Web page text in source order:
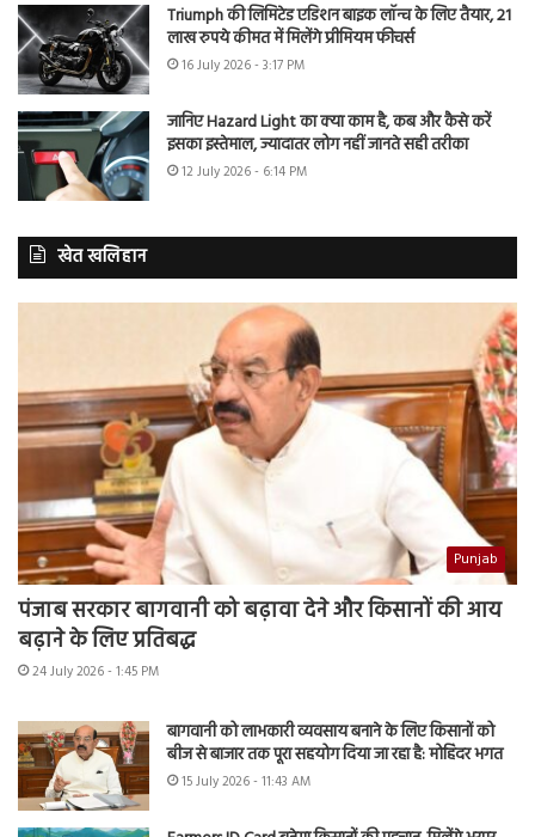
Triumph की लिमिटेड एडिशन बाइक लॉन्च के लिए तैयार, 21
लाख रुपये कीमत में मिलेंगे प्रीमियम फीचर्स
16 July 2026 - 3:17 PM
जानिए Hazard Light का क्या काम है, कब और कैसे करें
इसका इस्तेमाल, ज्यादातर लोग नहीं जानते सही तरीका
12 July 2026 - 6:14 PM
खेत खलिहान
Punjab
पंजाब सरकार बागवानी को बढ़ावा देने और किसानों की आय
बढ़ाने के लिए प्रतिबद्ध
24 July 2026 - 1:45 PM
बागवानी को लाभकारी व्यवसाय बनाने के लिए किसानों को
बीज से बाजार तक पूरा सहयोग दिया जा रहा है: मोहिंदर भगत
15 July 2026 - 11:43 AM